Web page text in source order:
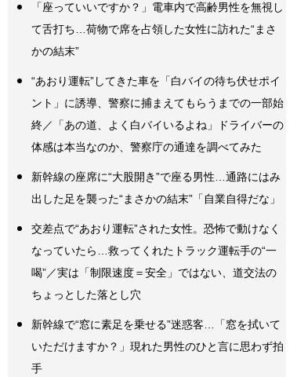
「座っていいですか？」電車内で高齢男性を無視し
て舌打ち…荷物で席を占領した女性に訪れた“まさ
かの結末”
“あおり運転”してきた車を「白バイの待ち伏せポイ
ント」に誘導、警察に捕まえてもらうまでの一部始
終／「あの道、よく白バイいるよね」ドライバーの
体感は本当なのか、警察庁の通達を調べてみた
新幹線の座席に“大股開き”で座る男性…通路にはみ
出した足を襲った“まさかの結末”「自業自得だな」
交差点で“あおり運転”された女性。恐怖で動けなく
なっていたら…救ってくれたトラック運転手の“一
喝”／実は「制限速度＝安全」ではない、道交法の
ちょっとした落とし穴
新幹線で“窓に素足を乗せる”迷惑客…「窓を拭いて
いただけますか？」現れた男性のひと言に思わず拍
手